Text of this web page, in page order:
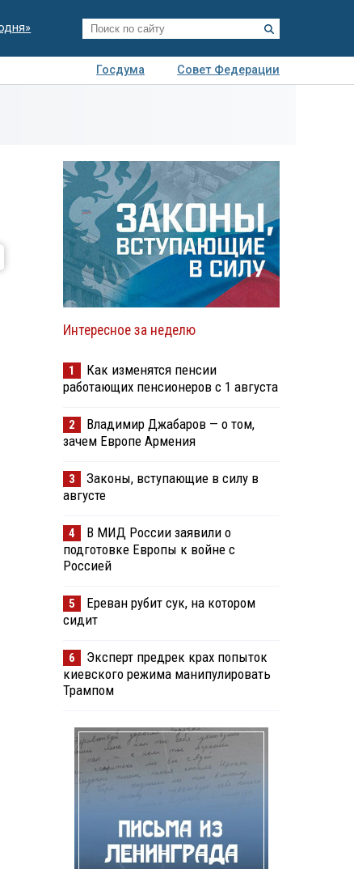
Госдума
Совет Федерации
Интересное за неделю
1
Как изменятся пенсии
работающих пенсионеров с 1 августа
2
Владимир Джабаров — о том,
зачем Европе Армения
3
Законы, вступающие в силу в
августе
4
В МИД России заявили о
подготовке Европы к войне с
Россией
5
Ереван рубит сук, на котором
сидит
6
Эксперт предрек крах попыток
киевского режима манипулировать
Трампом